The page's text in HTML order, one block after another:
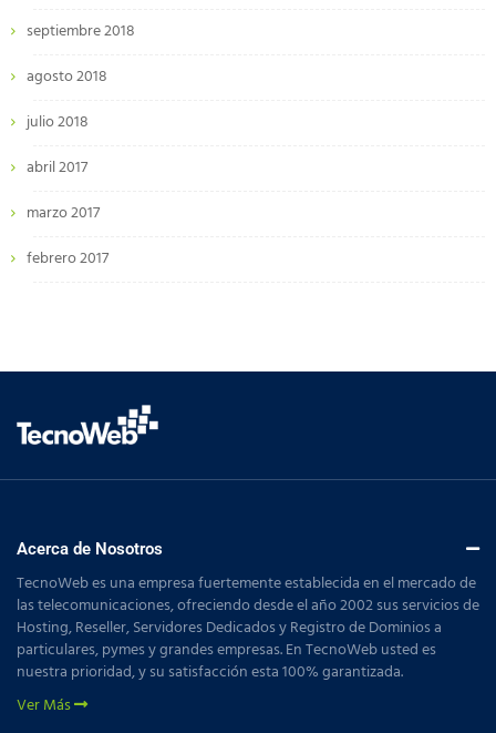
septiembre 2018
agosto 2018
julio 2018
abril 2017
marzo 2017
febrero 2017
Acerca de Nosotros
TecnoWeb es una empresa fuertemente establecida en el mercado de
las telecomunicaciones, ofreciendo desde el año 2002 sus servicios de
Hosting, Reseller, Servidores Dedicados y Registro de Dominios a
particulares, pymes y grandes empresas. En TecnoWeb usted es
nuestra prioridad, y su satisfacción esta 100% garantizada.
Ver Más